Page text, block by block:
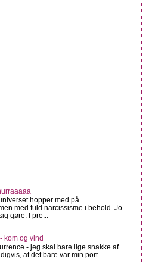
hopper med på
med fuld narcissisme i behold. Jo
gøre. I pre...
kom og vind
- jeg skal bare lige snakke af
at det bare var min port...